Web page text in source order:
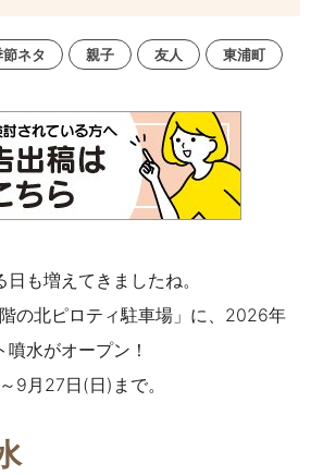
節ネタ 親子 友人 東浦町
も増えてきましたね。
階の北ピロティ駐車場」に、2026年
水がオープン！
9月27日(日)まで。